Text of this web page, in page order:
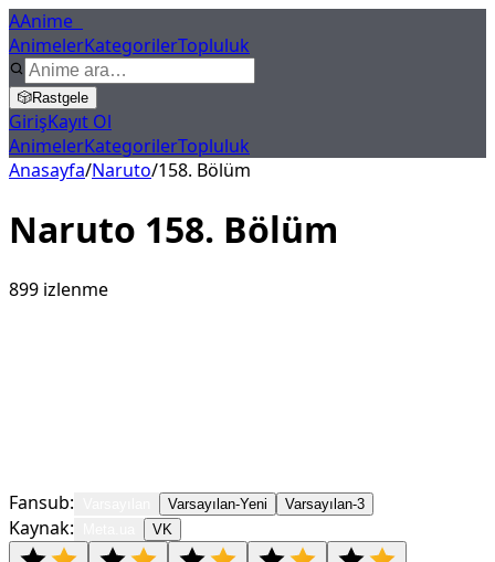
AAnime
AnimelerKategorilerTopluluk
🎲Rastgele
GirişKayıt Ol
AnimelerKategorilerTopluluk
Anasayfa/Naruto/158. Bölüm
Naruto 158. Bölüm
899 izlenme
Fansub: Varsayılan-Yeni Varsayılan-3
Kaynak: VK